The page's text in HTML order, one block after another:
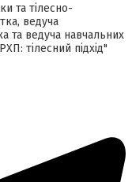
та тілесно-
ведуча
та ведуча навчальних
тілесний підхід"